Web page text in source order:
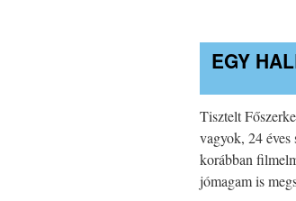
EGY
Tisztelt
vagyok, 24 éves
korábban
jómagam is